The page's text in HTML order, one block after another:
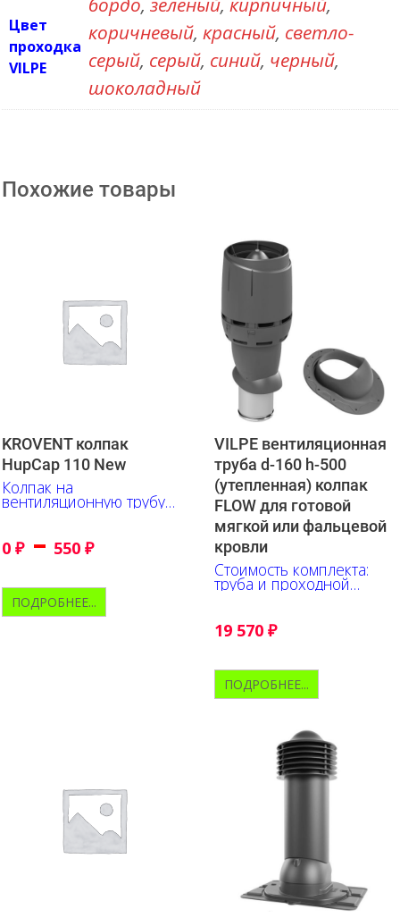
Цвет
проходка
VILPE
коричневый, красный, светло-
серый, серый, синий, черный,
шоколадный
Похожие товары
KROVENT колпак
HupСap 110 New
Колпак на
вентиляционную трубу
0 ₽ – 550 ₽
ПОДРОБНЕЕ...
VILPE вентиляционная
труба d-160 h-500
(утепленная) колпак
FLOW для готовой
мягкой или фальцевой
кровли
Стоимость комплекта:
труба и проходной
19 570 ₽
ПОДРОБНЕЕ...